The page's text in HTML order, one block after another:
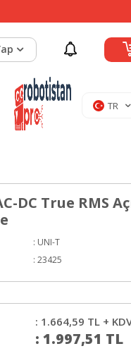
TR
DC True RMS
: UNI-T
: 23425
: 1.664,59 TL +
: 1.997,51 TL